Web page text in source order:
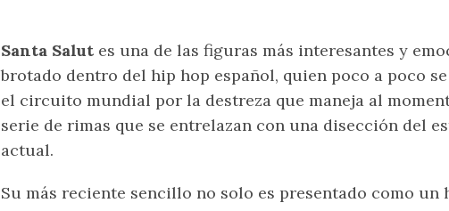
Santa Salut es una de las figuras más interesantes y
brotado dentro del hip hop español, quien poco a poco
el circuito mundial por la destreza que maneja al
serie de rimas que se entrelazan con una disección del
actual.
Su más reciente sencillo no solo es presentado como un